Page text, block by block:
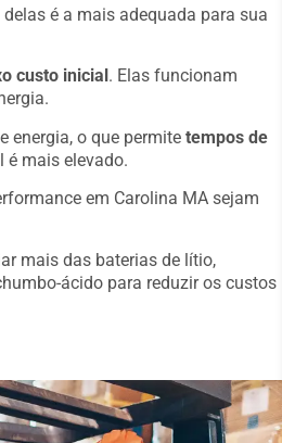
é a mais adequada para sua
custo inicial . Elas funcionam
energia, o que permite tempos de
é mais elevado.
em Carolina MA sejam
mais das baterias de lítio,
ácido para reduzir os custos